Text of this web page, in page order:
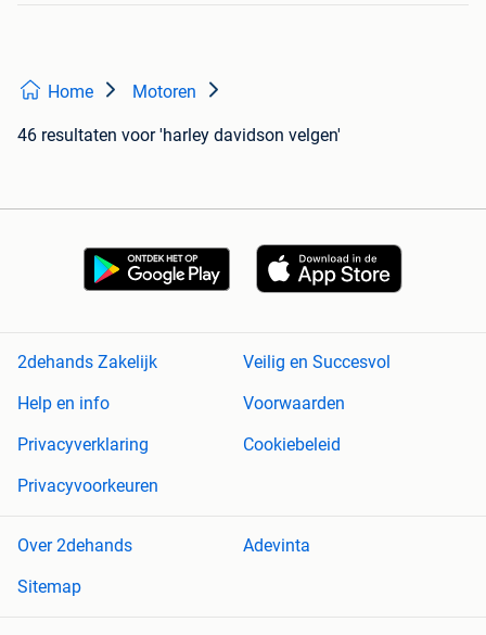
Home Motoren
46 resultaten voor 'harley davidson velgen'
2dehands Zakelijk
Veilig en Succesvol
Help en info
Voorwaarden
Privacyverklaring
Cookiebeleid
Privacyvoorkeuren
Over 2dehands
Adevinta
Sitemap